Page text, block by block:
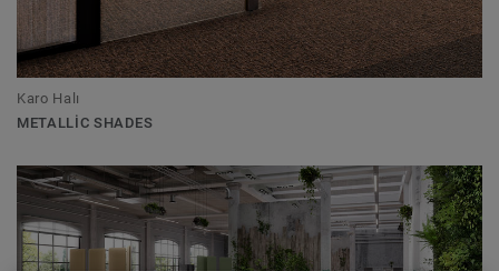
Karo Halı
METALLIC SHADES